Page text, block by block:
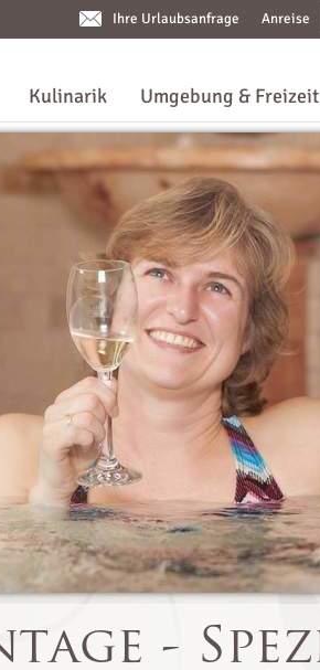
Kulinarik Umgebung & Freizeit
Ihre Urlaubsanfrage Anreise